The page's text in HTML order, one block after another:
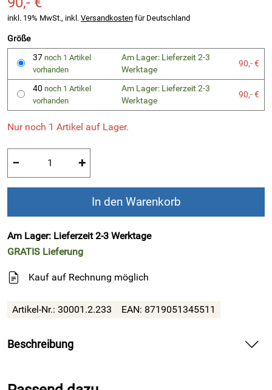
inkl. 19% MwSt., inkl. Versandkosten für Deutschland
Größe
37 noch 1 Artikel
vorhanden
Am Lager: Lieferzeit 2-3
Werktage
90,- €
40 noch 1 Artikel
vorhanden
Am Lager: Lieferzeit 2-3
Werktage
90,- €
Nur noch 1 Artikel auf Lager.
− +
In den Warenkorb
Am Lager: Lieferzeit 2-3 Werktage
GRATIS Lieferung
Kauf auf Rechnung möglich
Artikel-Nr.: 30001.2.233 EAN: 8719051345511
Beschreibung